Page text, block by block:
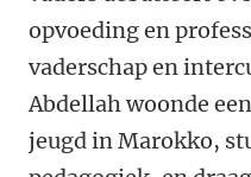
opvoeding en
vaderschap en
Abdellah woonde
jeugd in Marokko,